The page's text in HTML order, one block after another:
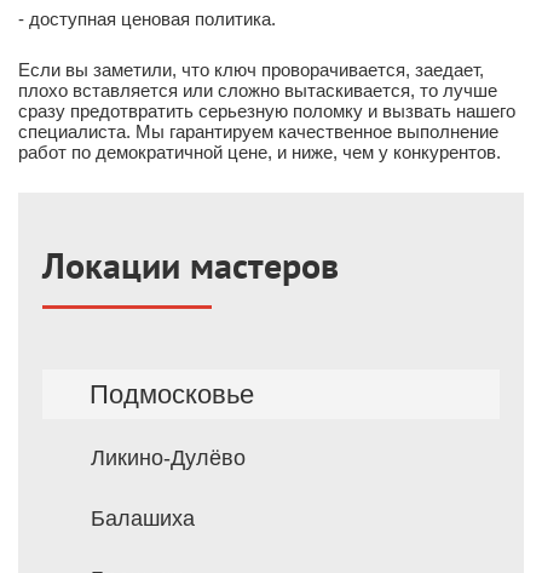
- доступная ценовая политика.
Если вы заметили, что ключ проворачивается, заедает,
плохо вставляется или сложно вытаскивается, то лучше
сразу предотвратить серьезную поломку и вызвать нашего
специалиста. Мы гарантируем качественное выполнение
работ по демократичной цене, и ниже, чем у конкурентов.
Локации мастеров
Подмосковье
Ликино-Дулёво
Балашиха